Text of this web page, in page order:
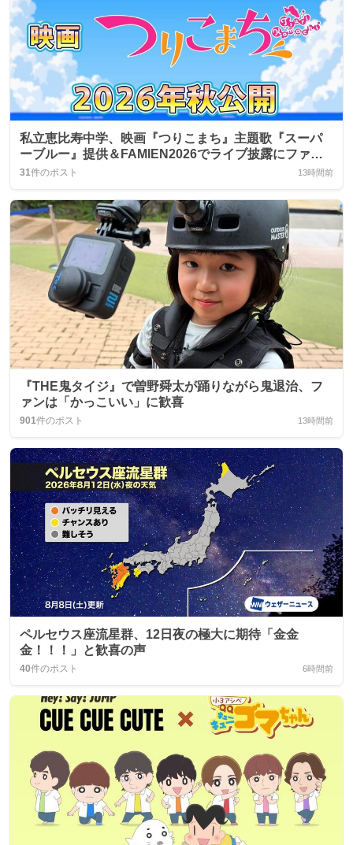
私立恵比寿中学、映画『つりこまち』主題歌『スーパ
ーブルー』提供＆FAMIEN2026でライブ披露にファン
歓喜
31件のポスト 13時間前
『THE鬼タイジ』で曽野舜太が踊りながら鬼退治、フ
ァンは「かっこいい」に歓喜
901件のポスト 13時間前
ペルセウス座流星群、12日夜の極大に期待「金金
金！！！」と歓喜の声
40件のポスト 6時間前